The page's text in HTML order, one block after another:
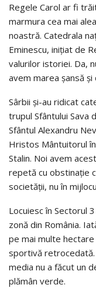
Regele Carol ar fi
marmura cea mai
noastră. Catedrala
Eminescu, inițiat de
valurilor istoriei. Da,
avem marea șansă
Sârbii și-au ridicat
trupul Sfântului Sava
Sfântul Alexandru
Hristos Mântuitorul
Stalin. Noi avem
repetă cu obstinație
societății, nu în
Locuiesc în Sectorul
zonă din România.
pe mai multe
sportivă retrocedată.
media nu a făcut un
plămân verde.